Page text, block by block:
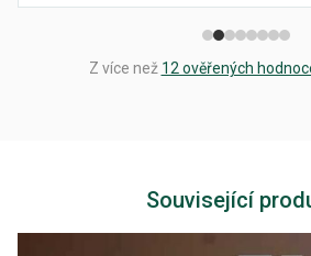
Z více než 12 ověřených
Související